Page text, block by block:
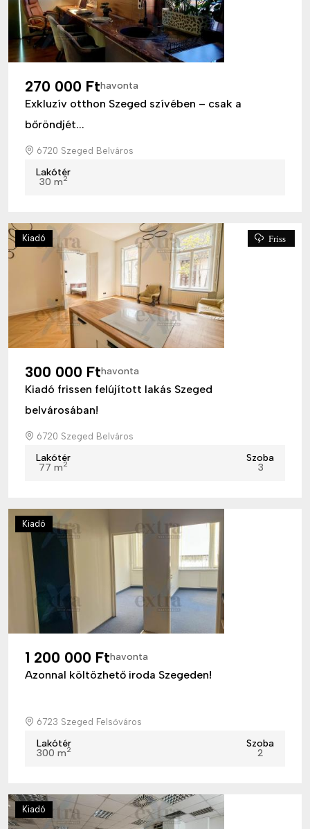
270 000 Fthavonta
Exkluzív otthon Szeged szívében – csak a
bőröndjét...
6720 Szeged Belváros
Lakótér
30 m2
Kiadó Friss
300 000 Fthavonta
Kiadó frissen felújított lakás Szeged
belvárosában!
6720 Szeged Belváros
Lakótér
77 m2
Szoba
3
Kiadó
1 200 000 Fthavonta
Azonnal költözhető iroda Szegeden!
6723 Szeged Felsőváros
Lakótér
300 m2
Szoba
2
Kiadó